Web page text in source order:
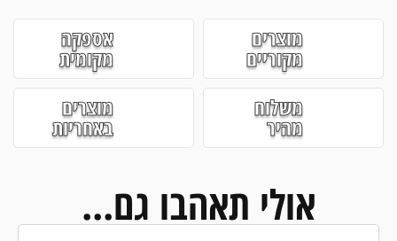
מוצרים
מקוריים
אספקה
מקומית
משלוח
מהיר
מוצרים
באחריות
אולי תאהבו גם...